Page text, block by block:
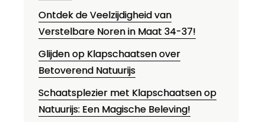
Ontdek de Veelzijdigheid van
Verstelbare Noren in Maat 34-37!
Glijden op Klapschaatsen over
Betoverend Natuurijs
Schaatsplezier met Klapschaatsen op
Natuurijs: Een Magische Beleving!